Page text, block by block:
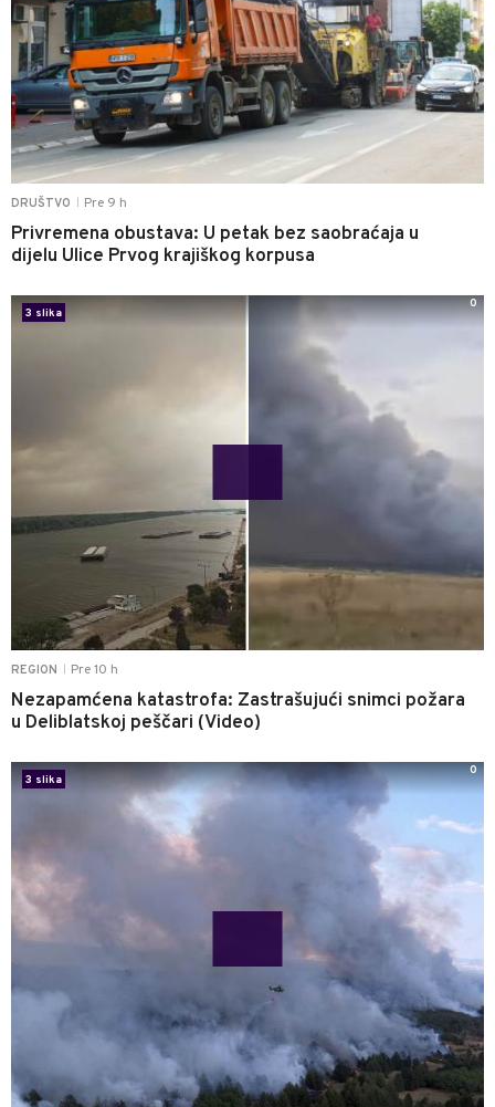
DRUŠTVO Pre 9 h
Privremena obustava: U petak bez saobraćaja u
dijelu Ulice Prvog krajiškog korpusa
REGION Pre 10 h
Nezapamćena katastrofa: Zastrašujući snimci požara
u Deliblatskoj peščari (Video)
3 slika
0
3 slika
0